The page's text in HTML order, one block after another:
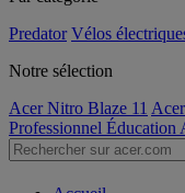
Predator Vélos
Notre sélection
Acer Nitro Blaze 11
Professionnel Éducation